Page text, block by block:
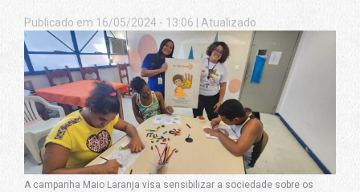
Publicado em 16/05/2024 - 13:06 Atualizado
A campanha Maio Laranja visa sensibilizar a sociedade sobre os